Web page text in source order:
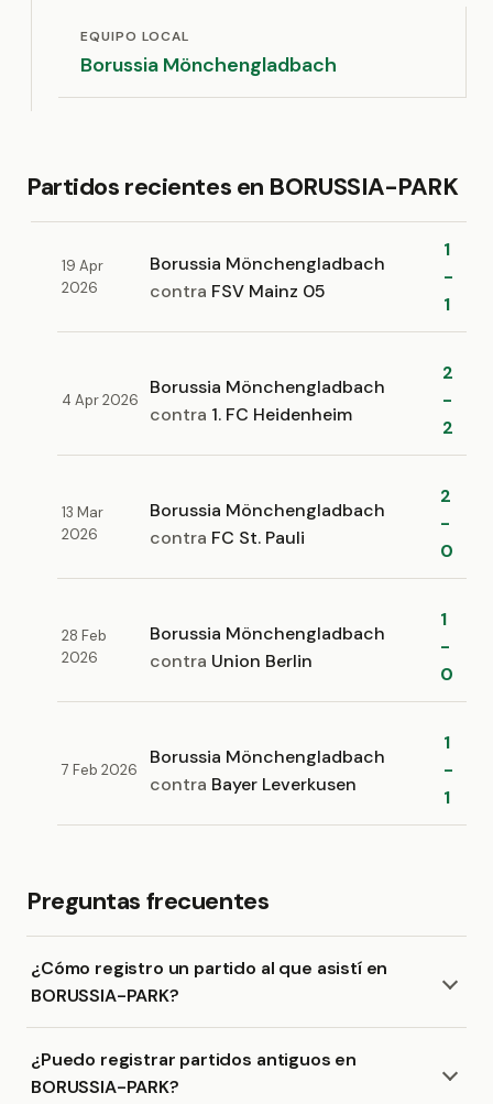
EQUIPO LOCAL
Borussia Mönchengladbach
Partidos recientes en BORUSSIA-PARK
19 Apr
2026
Borussia Mönchengladbach
contra FSV Mainz 05
1
-
1
4 Apr 2026
Borussia Mönchengladbach
contra 1. FC Heidenheim
2
-
2
13 Mar
2026
Borussia Mönchengladbach
contra FC St. Pauli
2
-
0
28 Feb
2026
Borussia Mönchengladbach
contra Union Berlin
1
-
0
7 Feb 2026
Borussia Mönchengladbach
contra Bayer Leverkusen
1
-
1
Preguntas frecuentes
¿Cómo registro un partido al que asistí en
BORUSSIA-PARK?
¿Puedo registrar partidos antiguos en
BORUSSIA-PARK?